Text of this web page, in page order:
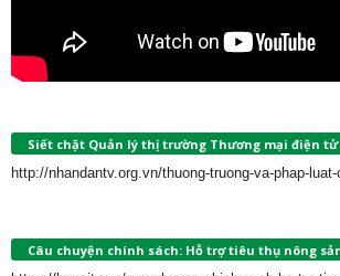
Siết chặt Quản lý thị trường Thương mại điện tử
http://nhandantv.org.vn/thuong-truong-va-phap-
Câu chuyện chính sách: Hỗ trợ tiêu thụ nông